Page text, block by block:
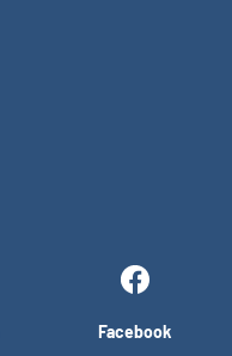
Facebook